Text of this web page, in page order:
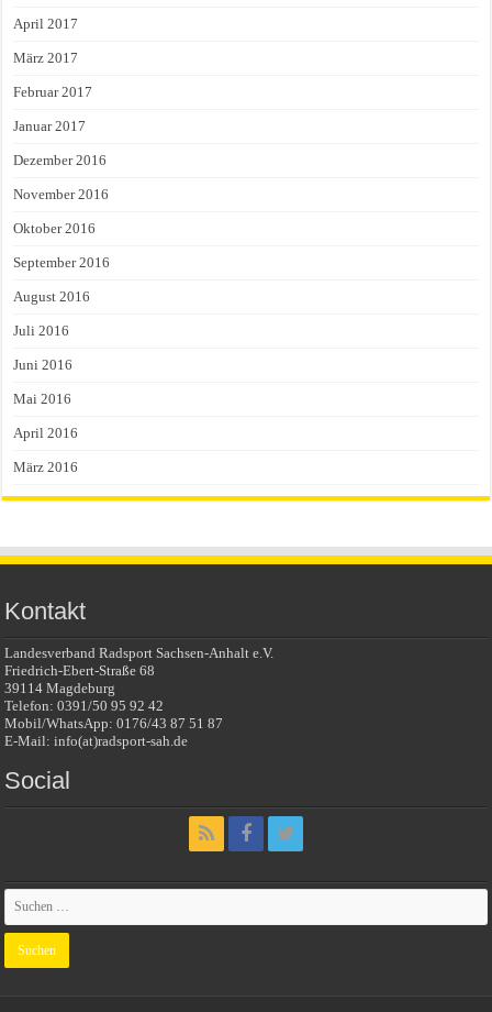
April 2017
März 2017
Februar 2017
Januar 2017
Dezember 2016
November 2016
Oktober 2016
September 2016
August 2016
Juli 2016
Juni 2016
Mai 2016
April 2016
März 2016
Kontakt
Landesverband Radsport Sachsen-Anhalt e.V.
Friedrich-Ebert-Straße 68
39114 Magdeburg
Telefon: 0391/50 95 92 42
Mobil/WhatsApp: 0176/43 87 51 87
E-Mail: info(at)radsport-sah.de
Social